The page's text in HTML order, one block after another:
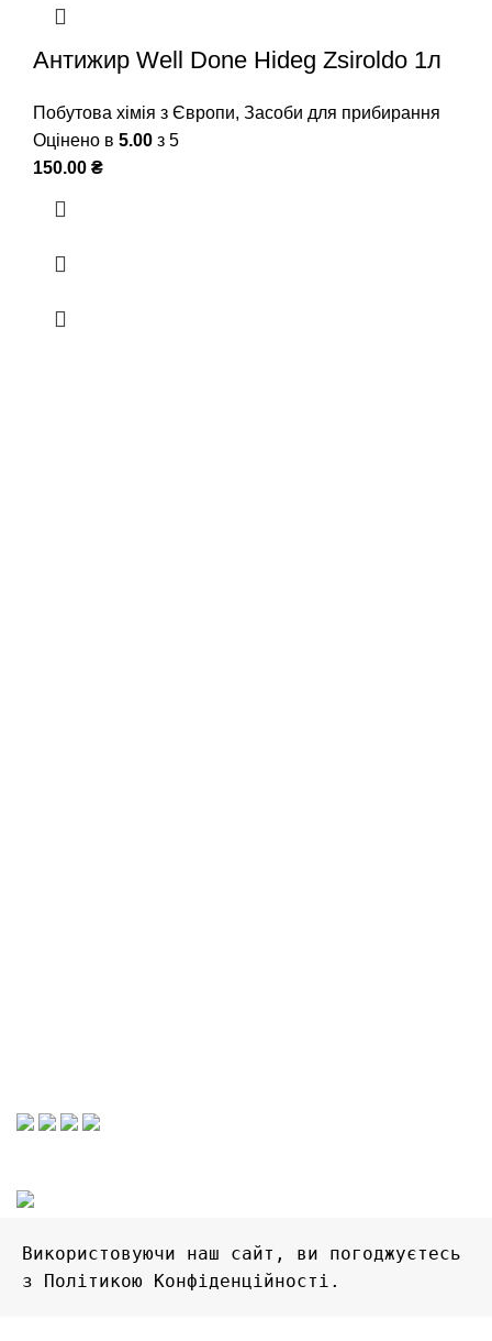
Антижир Well Done Hideg Zsiroldo 1л
Побутова хімія з Європи, Засоби для прибирання
Оцінено в 5.00 з 5
150.00 ₴
Використовуючи наш сайт, ви погоджуєтесь
з Політикою Конфіденційності.